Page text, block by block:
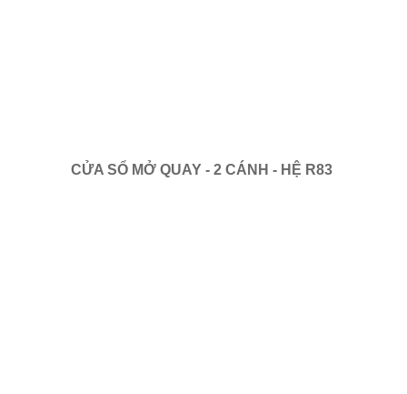
CỬA SỔ MỞ QUAY - 2 CÁNH - HỆ R83